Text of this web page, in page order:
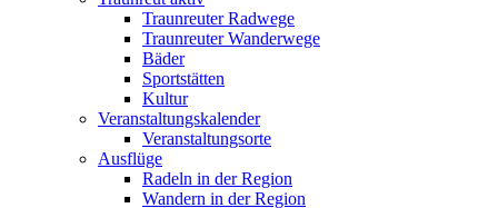
Traunreuter Radwege
Traunreuter Wanderwege
Bäder
Sportstätten
Kultur
Veranstaltungskalender
Veranstaltungsorte
Ausflüge
Radeln in der Region
Wandern in der Region